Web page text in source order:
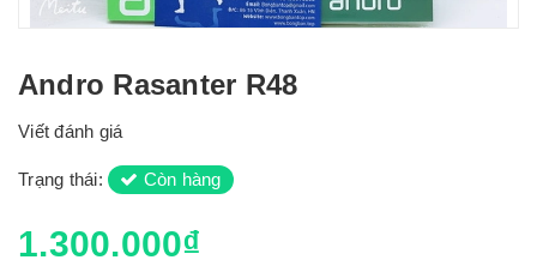
Andro Rasanter R48
Viết đánh giá
Trạng thái: Còn hàng
1.300.000₫